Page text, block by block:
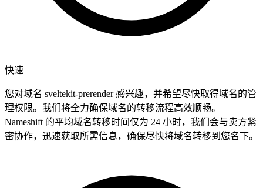
快速
您对域名 sveltekit-prerender 感兴趣，并希望尽快取得域名的管
理权限。我们将全力确保域名的转移流程高效顺畅。
Nameshift 的平均域名转移时间仅为 24 小时，我们会与卖方紧
密协作，迅速获取所需信息，确保尽快将域名转移到您名下。